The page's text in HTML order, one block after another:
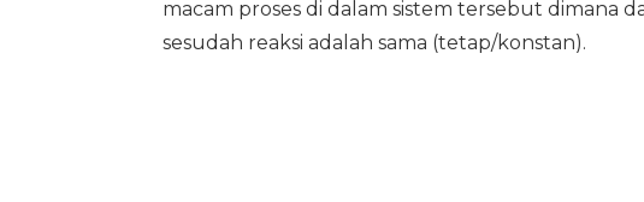
macam proses di dalam sistem tersebut dimana
sesudah reaksi adalah sama (tetap/konstan).